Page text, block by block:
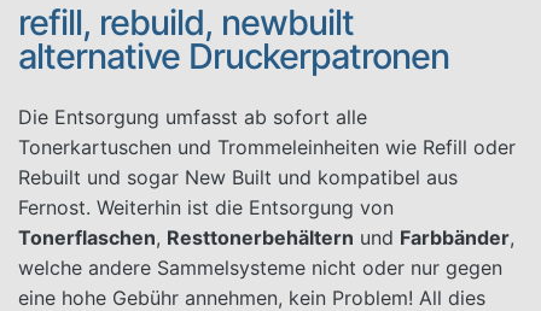
refill, rebuild, newbuilt
alternative Druckerpatronen
Die Entsorgung umfasst ab sofort alle
Tonerkartuschen und Trommeleinheiten wie Refill oder
Rebuilt und sogar New Built und kompatibel aus
Fernost. Weiterhin ist die Entsorgung von
Tonerflaschen, Resttonerbehältern und Farbbänder,
welche andere Sammelsysteme nicht oder nur gegen
eine hohe Gebühr annehmen, kein Problem! All dies